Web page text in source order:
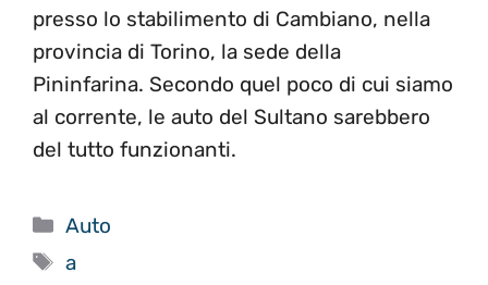
presso lo stabilimento di Cambiano, nella
provincia di Torino, la sede della
Pininfarina. Secondo quel poco di cui siamo
al corrente, le auto del Sultano sarebbero
del tutto funzionanti.
Categorie
Auto
Tag
a